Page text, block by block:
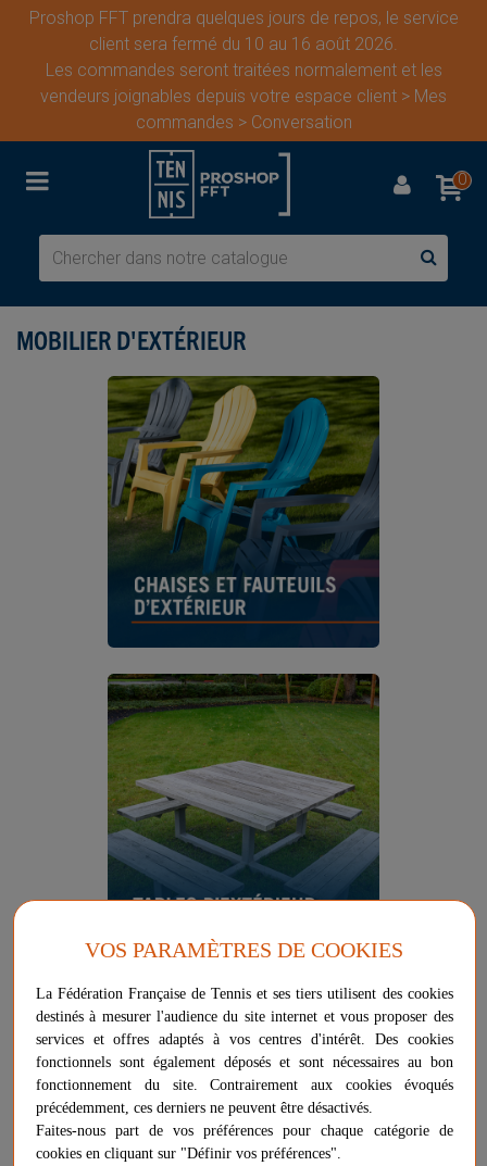
Proshop FFT prendra quelques jours de repos, le service
client sera fermé du 10 au 16 août 2026.
Les commandes seront traitées normalement et les
vendeurs joignables depuis votre espace client > Mes
commandes > Conversation
0
MOBILIER D'EXTÉRIEUR
VOS PARAMÈTRES DE COOKIES
La Fédération Française de Tennis et ses tiers utilisent des cookies
destinés à mesurer l'audience du site internet et vous proposer des
services et offres adaptés à vos centres d'intérêt. Des cookies
fonctionnels sont également déposés et sont nécessaires au bon
fonctionnement du site. Contrairement aux cookies évoqués
précédemment, ces derniers ne peuvent être désactivés.
Faites-nous part de vos préférences pour chaque catégorie de
cookies en cliquant sur "Définir vos préférences".